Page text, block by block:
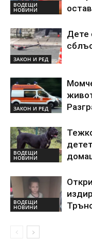
ВОДЕЩИ
НОВИНИ
ЗАКОН И РЕД
Дете
ЗАКОН И РЕД
ВОДЕЩИ
НОВИНИ
ВОДЕЩИ
НОВИНИ